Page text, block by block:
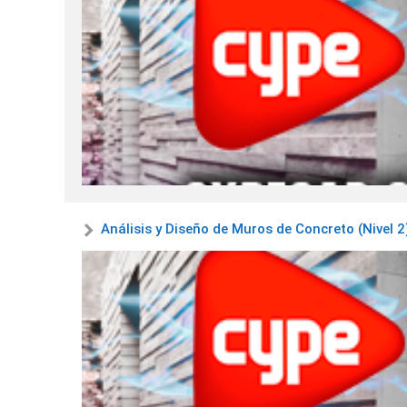
Análisis y Diseño de Muros de Concreto (Nivel